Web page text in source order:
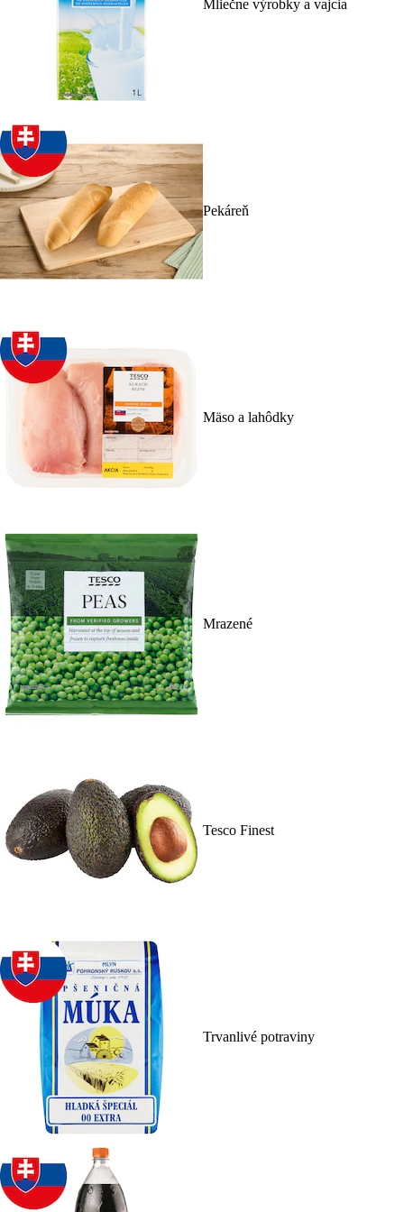
Mliečne výrobky a vajcia
Pekáreň
Mäso a lahôdky
Mrazené
Tesco Finest
Trvanlivé potraviny